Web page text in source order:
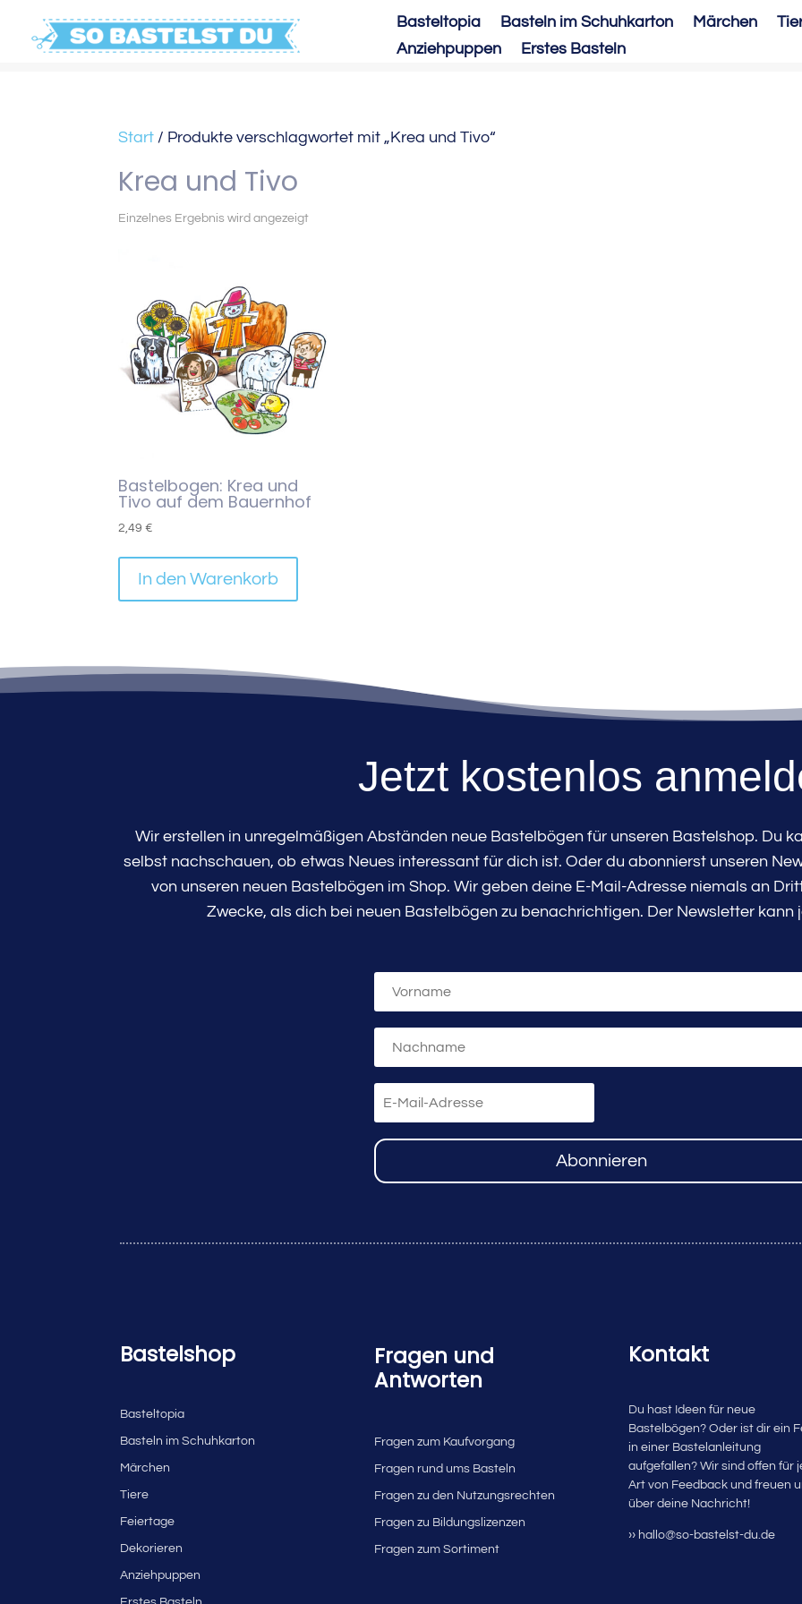
Basteltopia Basteln im Schuhkarton Märchen
Anziehpuppen
Erstes Basteln
Start / Produkte verschlagwortet mit „Krea und Tivo“
Krea und Tivo
Einzelnes Ergebnis wird angezeigt
Bastelbogen: Krea und
Tivo auf dem Bauernhof
2,49 €
In den Warenkorb
Jetzt kostenlos
Wir erstellen in unregelmäßigen Abständen neue Bastelbögen für unseren Bastelshop. Du
selbst nachschauen, ob etwas Neues interessant für dich ist. Oder du abonnierst unseren
von unseren neuen Bastelbögen im Shop. Wir geben deine E-Mail-Adresse niemals an
Zwecke, als dich bei neuen Bastelbögen zu benachrichtigen. Der Newsletter
Abonnieren
Bastelshop
Basteltopia
Basteln im Schuhkarton
Märchen
Tiere
Feiertage
Dekorieren
Anziehpuppen
Fragen und
Antworten
Fragen zum Kaufvorgang
Fragen rund ums Basteln
Fragen zu den Nutzungsrechten
Fragen zu Bildungslizenzen
Fragen zum Sortiment
Kontakt
Du hast Ideen für neue
Bastelbögen? Oder ist dir ein
in einer Bastelanleitung
aufgefallen? Wir sind offen für
Art von Feedback und freuen
über deine Nachricht!
›› hallo@so-bastelst-du.de